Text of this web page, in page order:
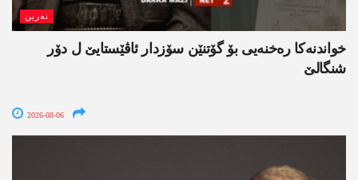
نەرین
خواندنه‌كا رەخنەیی بۆ گۆتنێن سۆزدار ئاڤێستایێ ل دۆر
شنگالێ
2026-08-06